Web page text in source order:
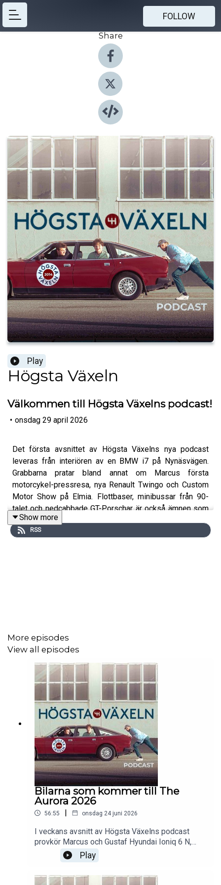
FOLLOW
Share
Play
Högsta Växeln
Välkommen till Högsta Växelns podcast!
• onsdag 29 april 2026
Det första avsnittet av Högsta Växelns nya podcast
leveras från interiören av en BMW i7 på Nynäsvägen.
Grabbarna pratar bland annat om Marcus första
motorcykel-pressresa, nya Renault Twingo och Custom
Motor Show på Elmia. Flottbaser, minibussar från 90-
talet och nedcabbade GT-Porschar är också ämnen som
avhandlas.
Show more
RSS
More episodes
View all episodes
Bilarna som kommer till The
Aurora 2026
56:55 | onsdag 24 juni 2026
I veckans avsnitt av Högsta Växelns podcast
provkör Marcus och Gustaf Hyundai Ioniq 6 N,
som med motorljud och simulerade växlingar ska
härma körupplevelsen av en bensindriven
prestandavagn. Grabbarna utvärderar om
Play